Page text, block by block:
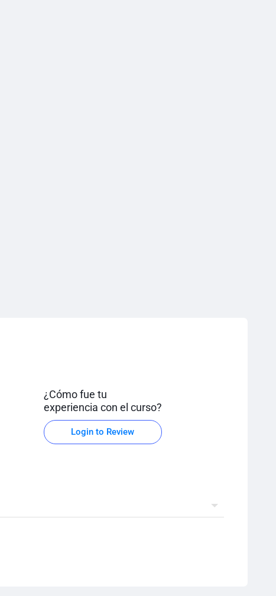
¿Cómo fue tu
experiencia con el curso?
Login to Review